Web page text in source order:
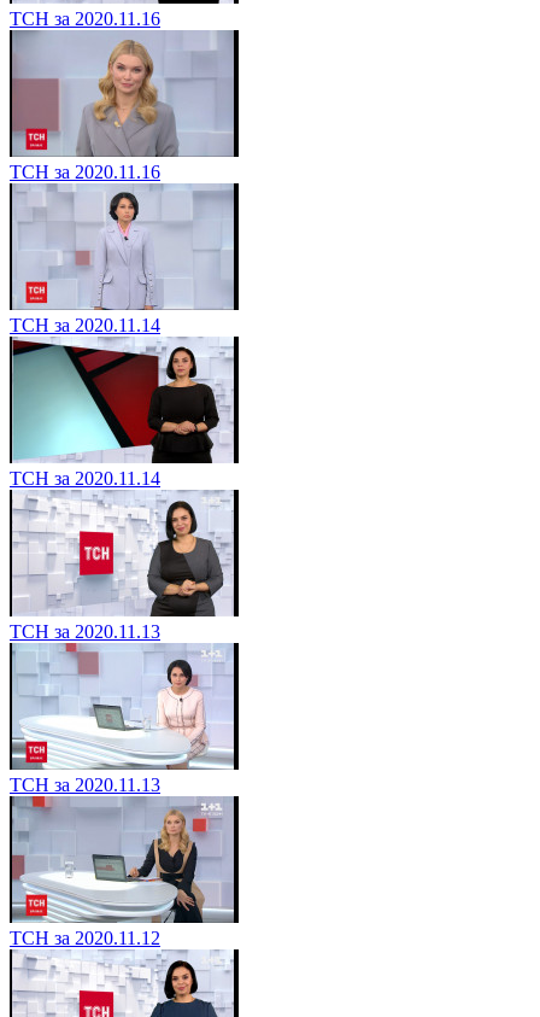
ТСН за 2020.11.16
ТСН за 2020.11.16
ТСН за 2020.11.14
ТСН за 2020.11.14
ТСН за 2020.11.13
ТСН за 2020.11.13
ТСН за 2020.11.12